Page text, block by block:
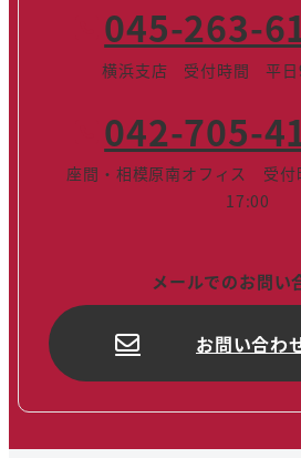
045-263-
横浜支店 受付時間 平日
042-705-
座間・相模原南オフィス 受
17:00
メールでのお問い
お問い合わ